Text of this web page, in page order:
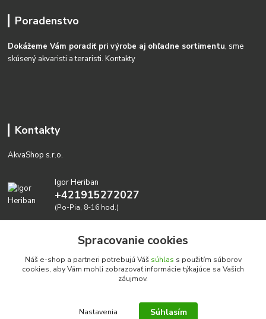
Poradenstvo
Dokážeme Vám poradiť pri výrobe aj ohľadne sortimentu, sme
skúsený akvaristi a teraristi.Kontakty
Kontakty
AkvaShop s.r.o.
Igor Heriban
+421915272027
(Po-Pia, 8-16 hod.)
Realizujeme prírodné akvária: AkvaShop s.r.o. • IBAN:
Spracovanie cookies
Náš e-shop a partneri potrebujú Váš súhlas s použitím súborov
cookies, aby Vám mohli zobrazovať informácie týkajúce sa Vašich
záujmov.
Nastavenia Súhlasím